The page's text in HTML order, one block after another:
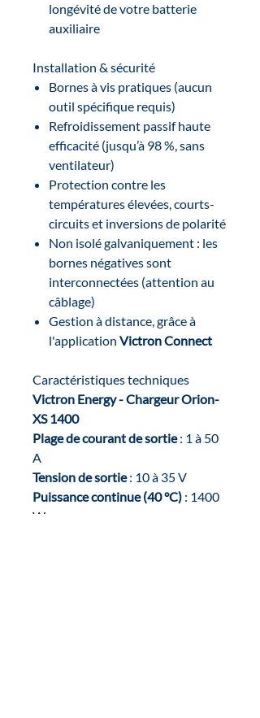
longévité de votre batterie
auxiliaire
Installation & sécurité
Bornes à vis pratiques (aucun
outil spécifique requis)
Refroidissement passif haute
efficacité (jusqu’à 98 %, sans
ventilateur)
Protection contre les
températures élevées, courts-
circuits et inversions de polarité
Non isolé galvaniquement : les
bornes négatives sont
interconnectées (attention au
câblage)
Gestion à distance, grâce à
l'application Victron Connect
Caractéristiques techniques
Victron Energy - Chargeur Orion-
XS 1400
Plage de courant de sortie: 1 à 50
A
Tension de sortie: 10 à 35 V
Puissance continue (40 °C) : 1400
W